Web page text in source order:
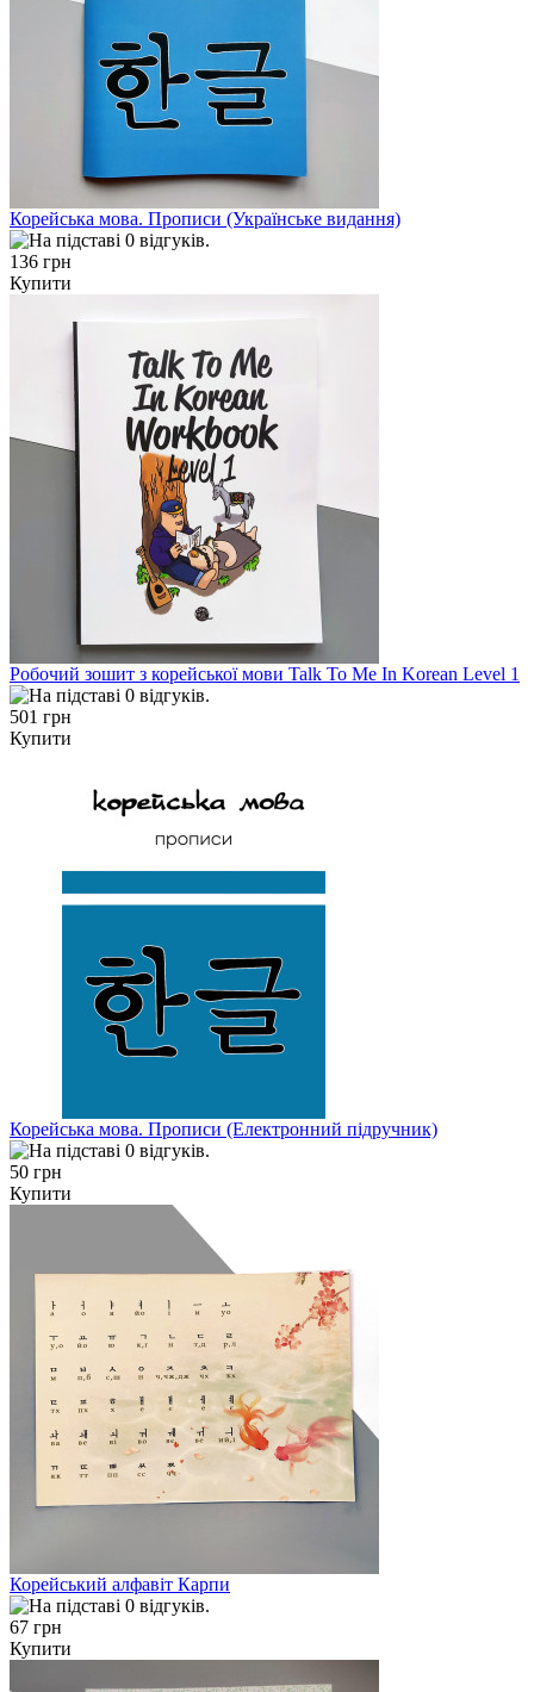
Корейська мова. Прописи (Українське видання)
136 грн
Купити
Робочий зошит з корейської мови Talk To Me In Korean Level 1
501 грн
Купити
Корейська мова. Прописи (Електронний підручник)
50 грн
Купити
Корейський алфавіт Карпи
67 грн
Купити